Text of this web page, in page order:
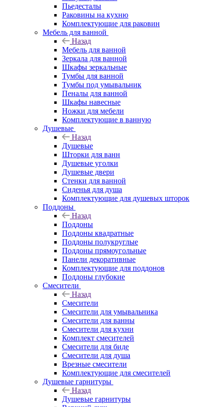
Пьедесталы
Раковины на кухню
Комплектующие для раковин
Мебель для ванной
Назад
Мебель для ванной
Зеркала для ванной
Шкафы зеркальные
Тумбы для ванной
Тумбы под умывальник
Пеналы для ванной
Шкафы навесные
Ножки для мебели
Комплектующие в ванную
Душевые
Назад
Душевые
Шторки для ванн
Душевые уголки
Душевые двери
Стенки для ванной
Сиденья для душа
Комплектующие для душевых шторок
Поддоны
Назад
Поддоны
Поддоны квадратные
Поддоны полукруглые
Поддоны прямоугольные
Панели декоративные
Комплектующие для поддонов
Поддоны глубокие
Смесители
Назад
Смесители
Смесители для умывальника
Смесители для ванны
Смесители для кухни
Комплект смесителей
Смесители для биде
Смесители для душа
Врезные смесители
Комплектующие для смесителей
Душевые гарнитуры
Назад
Душевые гарнитуры